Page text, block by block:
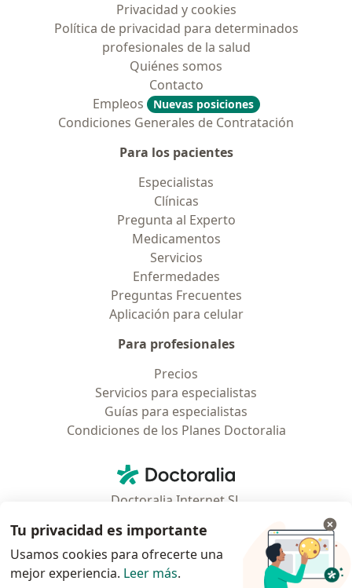
Privacidad y cookies
Política de privacidad para determinados
profesionales de la salud
Quiénes somos
Contacto
Empleos
Nuevas posiciones
Condiciones Generales de Contratación
Para los pacientes
Especialistas
Clínicas
Pregunta al Experto
Medicamentos
Servicios
Enfermedades
Preguntas Frecuentes
Aplicación para celular
Para profesionales
Precios
Servicios para especialistas
Guías para especialistas
Condiciones de los Planes Doctoralia
Doctoralia - Página de inicio
Doctoralia Internet SL
08019 Barcelona, Spain
Tu privacidad es importante
Usamos cookies para ofrecerte una
mejor experiencia. Leer más.